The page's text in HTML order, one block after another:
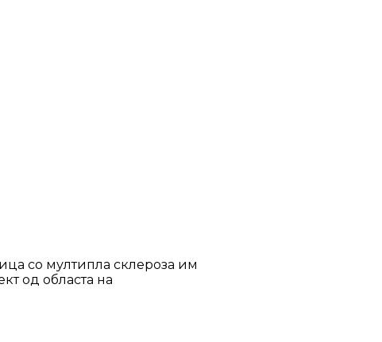
со мултипла склероза им
од областа на